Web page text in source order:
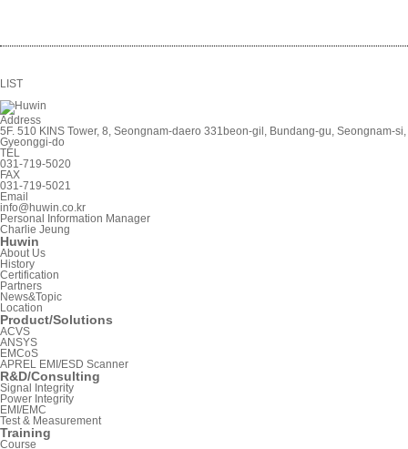
LIST
Address
5F. 510 KINS Tower, 8, Seongnam-daero 331beon-gil, Bundang-gu, Seongnam-si,
Gyeonggi-do
TEL
031-719-5020
FAX
031-719-5021
Email
info@huwin.co.kr
Personal Information Manager
Charlie Jeung
Huwin
About Us
History
Certification
Partners
News&Topic
Location
Product/Solutions
ACVS
ANSYS
EMCoS
APREL EMI/ESD Scanner
R&D/Consulting
Signal Integrity
Power Integrity
EMI/EMC
Test & Measurement
Training
Course